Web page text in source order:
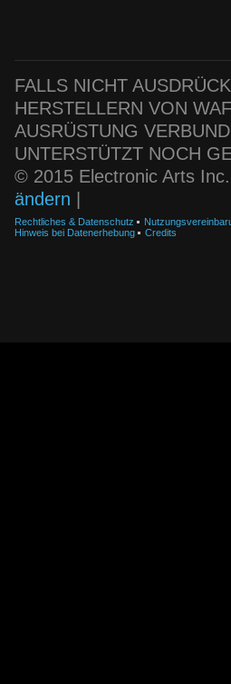
FALLS NICHT
HERSTELLERN VON
AUSRÜSTUNG
UNTERSTÜTZT NOCH
© 2015 Electronic Arts
ändern
Rechtliches & Datenschutz
Hinweis bei Datenerhebung
Credits